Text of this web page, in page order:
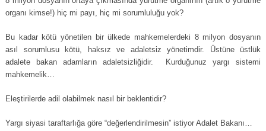
organı kimse!) hiç mi payı, hiç mi sorumluluğu yok?
Bu kadar kötü yönetilen bir ülkede mahkemelerdeki 8 milyon dosyanın
asıl sorumlusu kötü, haksız ve adaletsiz yönetimdir. Üstüne üstlük
adalete bakan adamların adaletsizliğidir. Kurduğunuz yargı sistemi
mahkemelik…
Eleştirilerde adil olabilmek nasıl bir beklentidir?
Yargı siyasi taraftarlığa göre “değerlendirilmesin” istiyor Adalet Bakanı…